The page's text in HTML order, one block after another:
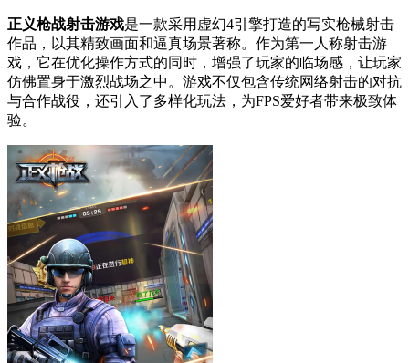
正义枪战射击游戏是一款采用虚幻4引擎打造的写实枪械射击
作品，以其精致画面和逼真场景著称。作为第一人称射击游
戏，它在优化操作方式的同时，增强了玩家的临场感，让玩家
仿佛置身于激烈战场之中。游戏不仅包含传统网络射击的对抗
与合作战役，还引入了多样化玩法，为FPS爱好者带来极致体
验。